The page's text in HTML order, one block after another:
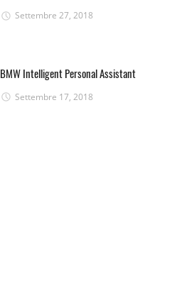
Settembre 27, 2018
BMW Intelligent Personal Assistant
Settembre 17, 2018